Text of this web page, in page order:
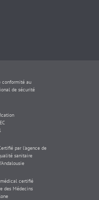
conformité au
de sécurité
par l'agence de
sanitaire
certifié
des Médecins